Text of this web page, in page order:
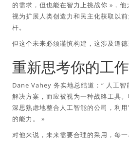
的需求，但也能在智力上挑战你 »，他
视为扩展人类创造力和民主化获取以
杆。
但这个未来必须谨慎构建，这涉及道德
重新思考你的工作
Dane Vahey 务实地总结道：“ 人工智
解决方案，而应被视为一种战略工具
深思熟虑地整合人工智能的公司，利
的能力。
»
对他来说，未来需要合理的采用，每